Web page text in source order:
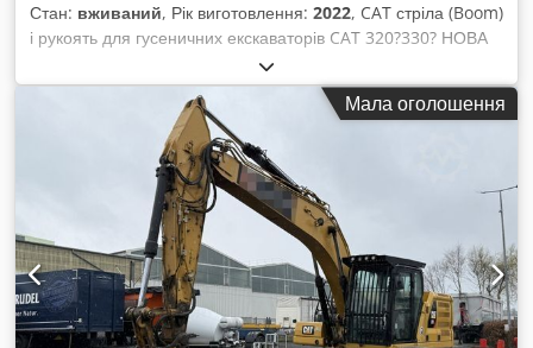
Стан: вживаний, Рік виготовлення: 2022, CAT стріла (Boom)
і рукоять для гусеничних екскаваторів CAT 320?330? НОВА
та невикористана На продаж пропонується оригінальна
стріла CAT (Boom), що підходить для гусеничних
екскаваторів серії CAT 320 до CAT 330. Стріла абсолютно
нова та невикористана. Постачається в комплекті з
гідравлічними шлангами та підйомним циліндром, готова до
негайного використання. Деталі:* Оригінальна стріла CAT *
Підходить для CAT 320?330 (залежно від виконання) * Нова,
невикористана * З підйомним циліндром * Гідравлічні
шланги змонтовано Crsdpfjziyb Dox Am Eof * Доступна
негайно Ідеально підходить як запасна частина або для
переобладнання чи ремонту екскаватора.
Мала оголошення